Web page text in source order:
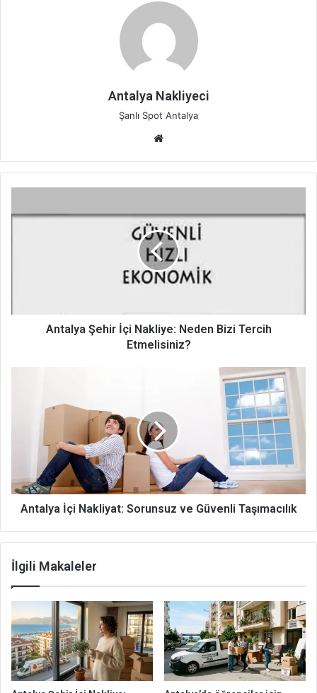
Antalya Nakliyeci
Şanlı Spot Antalya
Antalya Şehir İçi Nakliye: Neden Bizi Tercih
Etmelisiniz?
Sorunsuz
Güvenli
Taşımacılık
Antalya İçi Nakliyat: Sorunsuz ve Güvenli Taşımacılık
İlgili Makaleler